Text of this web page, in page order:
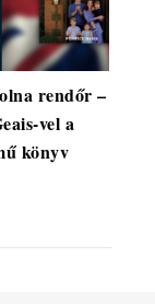
rendőr –
vel a
könyv